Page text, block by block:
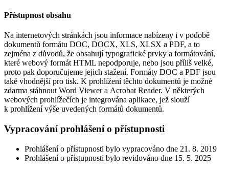
Přístupnost obsahu
Na internetových stránkách jsou informace nabízeny i v podobě
dokumentů formátu DOC, DOCX, XLS, XLSX a PDF, a to
zejména z důvodů, že obsahují typografické prvky a formátování,
které webový formát HTML nepodporuje, nebo jsou příliš velké,
proto pak doporučujeme jejich stažení. Formáty DOC a PDF jsou
také vhodnější pro tisk. K prohlížení těchto dokumentů je možné
zdarma stáhnout Word Viewer a Acrobat Reader. V některých
webových prohlížečích je integrována aplikace, jež slouží
k prohlížení výše uvedených formátů dokumentů.
Vypracování prohlášení o přístupnosti
Prohlášení o přístupnosti bylo vypracováno dne 21. 8. 2019
Prohlášení o přístupnosti bylo revidováno dne 15. 5. 2025